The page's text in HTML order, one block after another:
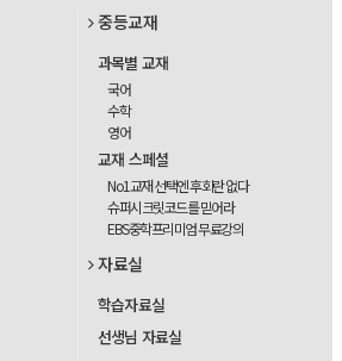
중등교재
과목별 교재
국어
수학
영어
교재 스페셜
No1교재 선택엔 후회란 없다
슈퍼시크릿코드를 믿어라
EBS중학프리미엄 무료강의
자료실
학습자료실
선생님 자료실